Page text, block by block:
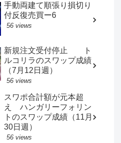
手動両建て順張り損切り
付反復売買ー6
56 views
新規注文受付停止 ト
ルコリラのスワップ成績
（7月12日週）
56 views
スワポ合計額が元本超
え ハンガリーフォリン
トのスワップ成績（11月
30日週）
56 views